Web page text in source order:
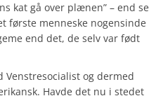
kat gå over plænen” – end se
første menneske nogensinde
end det, de selv var født
og dermed
Havde det nu i stedet